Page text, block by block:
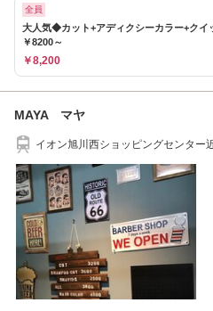
全員
大人気◆カット+アディクシーカラー+クイ
￥8200～
￥8,200
MAYA マヤ
イオン旭川西ショッピングセンター